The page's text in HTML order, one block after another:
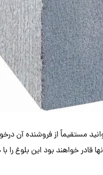
مستقیماً از فروشنده آن
قادر خواهند بود این بلوغ